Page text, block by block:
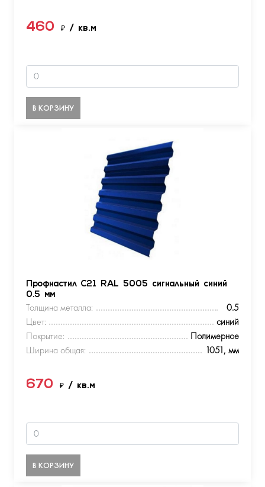
460 ₽ / кв.м
В КОРЗИНУ
Профнастил С21 RAL 5005 сигнальный синий
0.5 мм
Толщина металла:
0.5
Цвет:
синий
Покрытие:
Полимерное
Ширина общая:
1051, мм
670 ₽ / кв.м
В КОРЗИНУ